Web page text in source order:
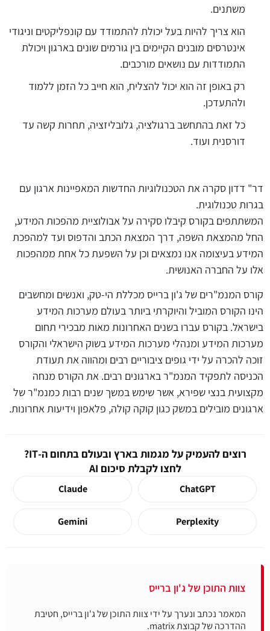
משתנים.
הוא צריך להיות בעל יכולת להתמודד עם קונפליקטים וניגודי
אינטרסים מובנים הקיימים בין גורמים שונים בארגון ויכולת
התמודדות עם נושאים מורכבים.
רק באופן זה הוא יכול להצליח, הוא חייב כל הזמן ללמוד
ולהתעדכן.
כל זאת בהתחשב ברגולציה, גלובליזציה, תחרות קשה עד
דורסנית ועוד.
דר" דדון סקרה את הטכנולוגיות החדשות המאפיינות ארגון עם
בגרות טכנולוגית.
המשתתפים בקורס קיבלו סקירה על אבולוציית מהפכות המידע,
החל מהמצאת השפה, דרך המצאת הכתב והדפוס ועד למהפכת
המידע בעיצומה אנו נמצאים וכן על השפעת כל אחת ממהפכות
אלו על החברה האנושית.
קורס המנמ"רים של ג'ון ברייס מכללת הי-טק, ואנשים ומחשבים
הינו הקורס המוביל והיוקרתי ביותר בעולם מערכות המידע
בישראל. בקורס עברו בשנים האחרונות מאות מבכירי תחום
מערכות המידע ומנהלי מערכות המידע בשוק הישראלי והקורס
זוכה להכרה על ידי גופים ציבוריים רבים ומהווה את תעודת
הכניסה לתפקיד המנמ"ר בארגונים רבים. את הקורס מנחה
מקצועית בנצי שפירא, אשר שימש במשך שנים רבות כמנמ"ר של
ארגונים מובילים במשק כגון קוקה קולה, פלאפון וידיעות אחרונות.
רוצים להעמיק על מגמות בארץ ובעולם בתחום ה-IT?
לחצו לקבלת סיכום AI
ChatGPT
Claude
Perplexity
Gemini
צוות התוכן של ג'ון ברייס
המאמר נכתב ונערך על ידי צוות התוכן של ג'ון ברייס, חטיבת